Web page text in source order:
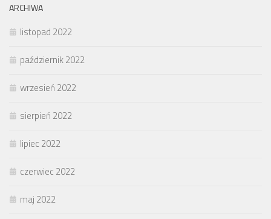
ARCHIWA
listopad 2022
październik 2022
wrzesień 2022
sierpień 2022
lipiec 2022
czerwiec 2022
maj 2022